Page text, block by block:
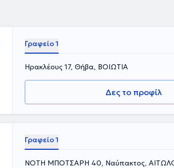
Γραφείο 1
Ηρακλέους 17, Θήβα, ΒΟΙΩΤΙΑ
Δες το προφίλ
Γραφείο 1
ΝΟΤΗ ΜΠΟΤΣΑΡΗ 40, Ναύπακτος,